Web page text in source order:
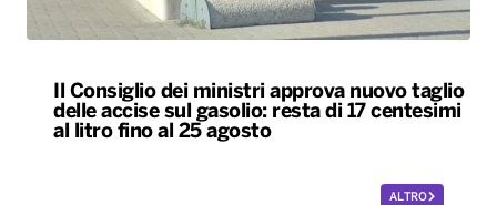
Il Consiglio dei ministri approva nuovo taglio
delle accise sul gasolio: resta di 17 centesimi
al litro fino al 25 agosto
ALTRO